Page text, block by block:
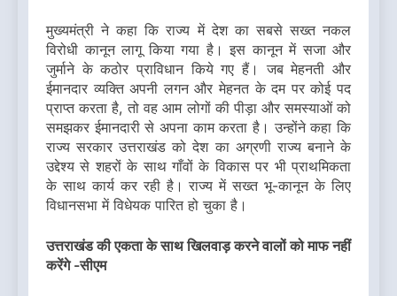
मुख्यमंत्री ने कहा कि राज्य में देश का सबसे सख्त नकल
विरोधी कानून लागू किया गया है। इस कानून में सजा और
जुर्माने के कठोर प्राविधान किये गए हैं। जब मेहनती और
ईमानदार व्यक्ति अपनी लगन और मेहनत के दम पर कोई पद
प्राप्त करता है, तो वह आम लोगों की पीड़ा और समस्याओं को
समझकर ईमानदारी से अपना काम करता है। उन्होंने कहा कि
राज्य सरकार उत्तराखंड को देश का अग्रणी राज्य बनाने के
उद्देश्य से शहरों के साथ गाँवों के विकास पर भी प्राथमिकता
के साथ कार्य कर रही है। राज्य में सख्त भू-कानून के लिए
विधानसभा में विधेयक पारित हो चुका है।
उत्तराखंड की एकता के साथ खिलवाड़ करने वालों को माफ नहीं
करेंगे -सीएम